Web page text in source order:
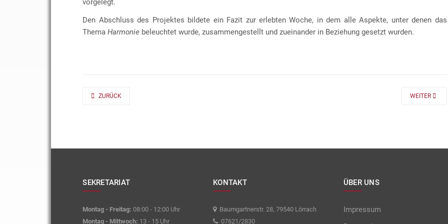
Den Abschluss des Projektes bildete ein Fazit zur erlebten Woche, in dem alle Aspekte, unter denen das
ThemaHarmonie beleuchtet wurde, zusammengestellt und zueinander in Beziehung gesetzt wurden.
PREVIOUS ARTICLE: AD FONTES 2019/20 „MASS“ FÜR DIE KLASSEN 7 UND 8
ZURÜCK NEXT
WEITER
SEKRETARIAT
Montag - Freitag: 08:00 - 12:00 Uhr
Montag - Mittwoch: 13 - 15 Uhr
KONTAKT
Baumgartnerstr. 28, 79540 Lörrach
07621/2830
ÜBER UNS
Impressum